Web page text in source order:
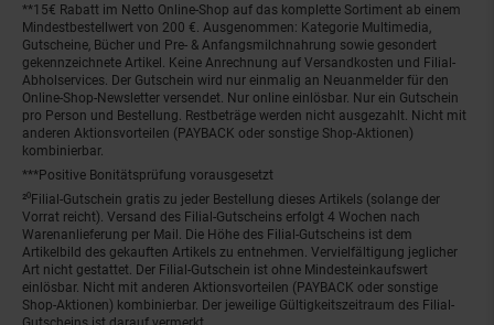
**15€ Rabatt im Netto Online-Shop auf das komplette Sortiment ab einem
Mindestbestellwert von 200 €. Ausgenommen: Kategorie Multimedia,
Gutscheine, Bücher und Pre- & Anfangsmilchnahrung sowie gesondert
gekennzeichnete Artikel. Keine Anrechnung auf Versandkosten und Filial-
Abholservices. Der Gutschein wird nur einmalig an Neuanmelder für den
Online-Shop-Newsletter versendet. Nur online einlösbar. Nur ein Gutschein
pro Person und Bestellung. Restbeträge werden nicht ausgezahlt. Nicht mit
anderen Aktionsvorteilen (PAYBACK oder sonstige Shop-Aktionen)
kombinierbar.
***Positive Bonitätsprüfung vorausgesetzt
²⁰Filial-Gutschein gratis zu jeder Bestellung dieses Artikels (solange der
Vorrat reicht). Versand des Filial-Gutscheins erfolgt 4 Wochen nach
Warenanlieferung per Mail. Die Höhe des Filial-Gutscheins ist dem
Artikelbild des gekauften Artikels zu entnehmen. Vervielfältigung jeglicher
Art nicht gestattet. Der Filial-Gutschein ist ohne Mindesteinkaufswert
einlösbar. Nicht mit anderen Aktionsvorteilen (PAYBACK oder sonstige
Shop-Aktionen) kombinierbar. Der jeweilige Gültigkeitszeitraum des Filial-